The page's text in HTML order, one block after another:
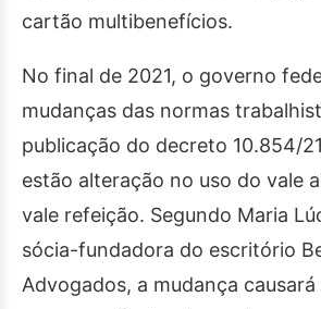
cartão multibenefícios.
No final de 2021, o governo
mudanças das normas
publicação do decreto 10.854/
estão alteração no uso do vale
vale refeição. Segundo Maria
sócia-fundadora do escritório
Advogados, a mudança